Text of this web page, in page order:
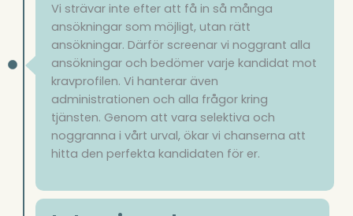
Vi strävar inte efter att få in så många
ansökningar som möjligt, utan rätt
ansökningar. Därför screenar vi noggrant alla
ansökningar och bedömer varje kandidat mot
kravprofilen. Vi hanterar även
administrationen och alla frågor kring
tjänsten. Genom att vara selektiva och
noggranna i vårt urval, ökar vi chanserna att
hitta den perfekta kandidaten för er.